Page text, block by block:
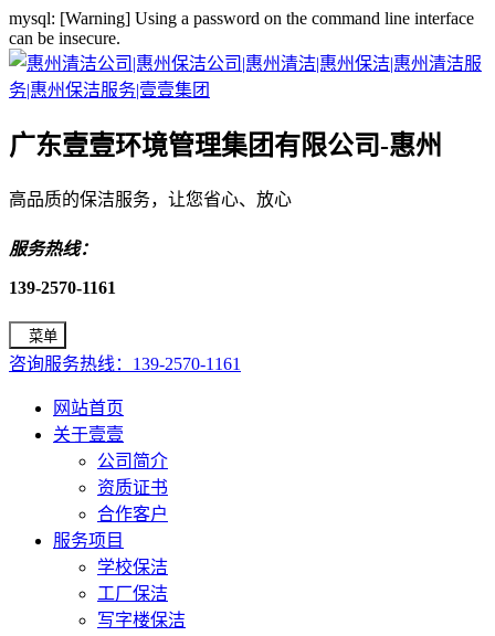
mysql: [Warning] Using a password on the command line interface
can be insecure.
广东壹壹环境管理集团有限公司-惠州
高品质的保洁服务，让您省心、放心
服务热线：
139-2570-1161
菜单
咨询服务热线：139-2570-1161
网站首页
关于壹壹
公司简介
资质证书
合作客户
服务项目
学校保洁
工厂保洁
写字楼保洁